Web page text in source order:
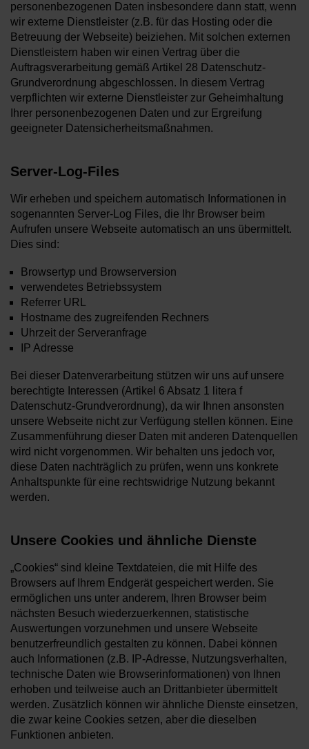
personenbezogenen Daten insbesondere dann statt, wenn
wir externe Dienstleister (z.B. für das Hosting oder die
Betreuung der Webseite) beiziehen. Mit solchen externen
Dienstleistern haben wir einen Vertrag über die
Auftragsverarbeitung gemäß Artikel 28 Datenschutz-
Grundverordnung abgeschlossen. In diesem Vertrag
verpflichten wir externe Dienstleister zur Geheimhaltung
Ihrer personenbezogenen Daten und zur Ergreifung
geeigneter Datensicherheitsmaßnahmen.
Server-Log-Files
Wir erheben und speichern automatisch Informationen in
sogenannten Server-Log Files, die Ihr Browser beim
Aufrufen unsere Webseite automatisch an uns übermittelt.
Dies sind:
Browsertyp und Browserversion
verwendetes Betriebssystem
Referrer URL
Hostname des zugreifenden Rechners
Uhrzeit der Serveranfrage
IP Adresse
Bei dieser Datenverarbeitung stützen wir uns auf unsere
berechtigte Interessen (Artikel 6 Absatz 1 litera f
Datenschutz-Grundverordnung), da wir Ihnen ansonsten
unsere Webseite nicht zur Verfügung stellen können. Eine
Zusammenführung dieser Daten mit anderen Datenquellen
wird nicht vorgenommen. Wir behalten uns jedoch vor,
diese Daten nachträglich zu prüfen, wenn uns konkrete
Anhaltspunkte für eine rechtswidrige Nutzung bekannt
werden.
Unsere Cookies und ähnliche Dienste
„Cookies“ sind kleine Textdateien, die mit Hilfe des
Browsers auf Ihrem Endgerät gespeichert werden. Sie
ermöglichen uns unter anderem, Ihren Browser beim
nächsten Besuch wiederzuerkennen, statistische
Auswertungen vorzunehmen und unsere Webseite
benutzerfreundlich gestalten zu können. Dabei können
auch Informationen (z.B. IP-Adresse, Nutzungsverhalten,
technische Daten wie Browserinformationen) von Ihnen
erhoben und teilweise auch an Drittanbieter übermittelt
werden. Zusätzlich können wir ähnliche Dienste einsetzen,
die zwar keine Cookies setzen, aber die dieselben
Funktionen anbieten.